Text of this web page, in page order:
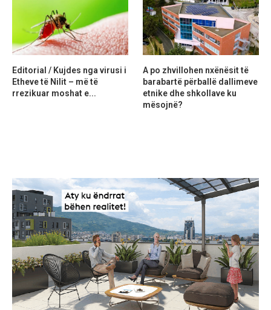
Editorial / Kujdes nga virusi i
Etheve të Nilit – më të
rrezikuar moshat e...
A po zhvillohen nxënësit të
barabartë përballë dallimeve
etnike dhe shkollave ku
mësojnë?